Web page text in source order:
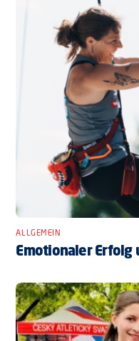
ALLGEMEIN
Emotionaler Erfolg